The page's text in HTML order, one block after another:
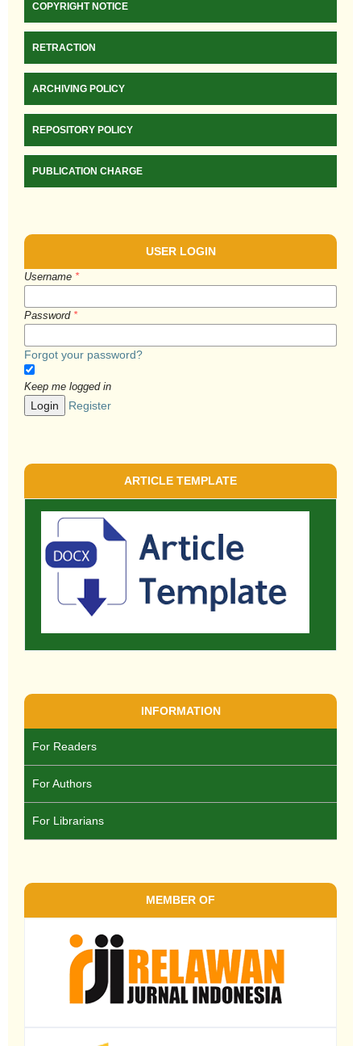
COPYRIGHT NOTICE
RETRACTION
ARCHIVING POLICY
REPOSITORY POLICY
PUBLICATION CHARGE
USER LOGIN
Username *
Password *
Forgot your password?
Keep me logged in
Login Register
ARTICLE TEMPLATE
INFORMATION
For Readers
For Authors
For Librarians
MEMBER OF